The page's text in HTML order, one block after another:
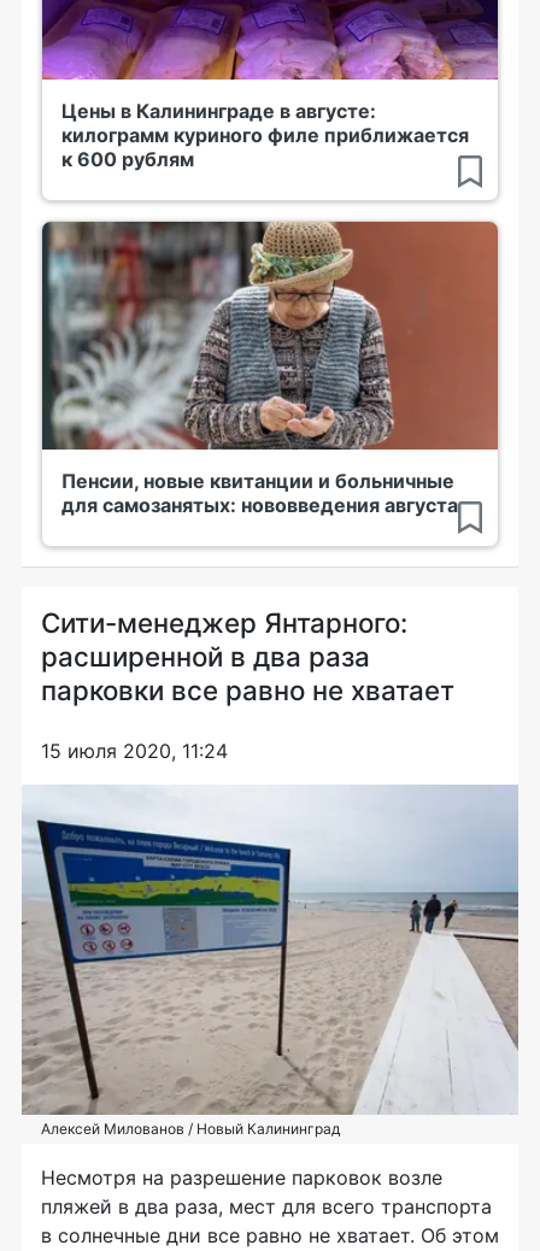
Цены в Калининграде в августе:
килограмм куриного филе приближается
к 600 рублям
Пенсии, новые квитанции и больничные
для самозанятых: нововведения августа
Сити-менеджер Янтарного:
расширенной в два раза
парковки все равно не хватает
15 июля 2020, 11:24
Алексей Милованов / Новый Калининград
Несмотря на разрешение парковок возле
пляжей в два раза, мест для всего транспорта
в солнечные дни все равно не хватает. Об этом